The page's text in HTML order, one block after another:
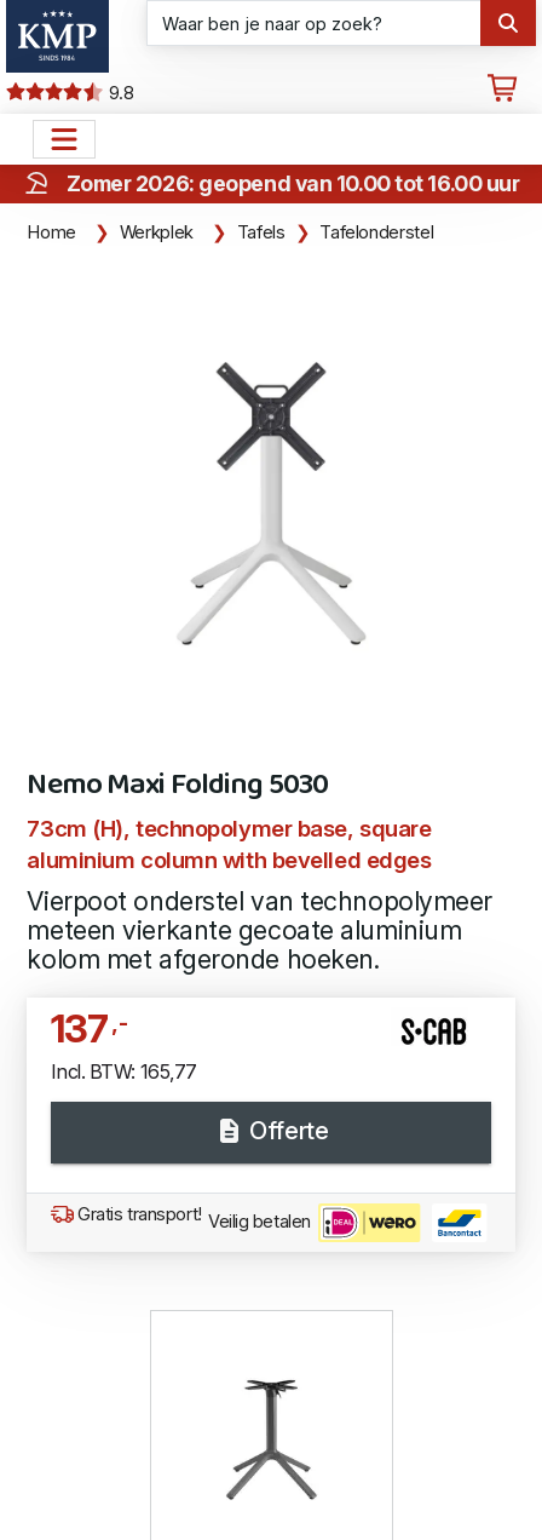
9.8
Zomer 2026: geopend van 10.00 tot 16.00 uur
Home Werkplek Tafels Tafelonderstel
Nemo Maxi Folding 5030
73cm (H), technopolymer base, square
aluminium column with bevelled edges
Vierpoot onderstel van technopolymeer
meteen vierkante gecoate aluminium
kolom met afgeronde hoeken.
137,-
Incl. BTW: 165,77
Offerte
Gratis transport! Veilig betalen